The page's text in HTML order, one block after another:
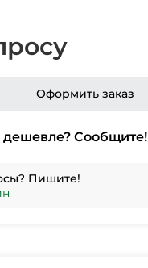
Оформить заказ
Сообщите!
Пишите!